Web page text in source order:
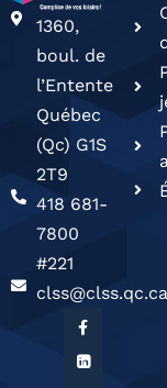
1360,
boul. de
l’Entente
Québec
(Qc) G1S
2T9
418 681-
7800
#221
clss@clss.qc.ca